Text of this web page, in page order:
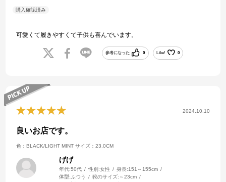
可愛くて履きやすくて子供も喜んでいます。
参考になった 0 Like! 0
2024.10.10
良いお店です。
色：BLACK/LIGHT MINT サイズ：23.0CM
げげ
年代:50代 性別:女性 身長:151～155cm
体型:ふつう 靴のサイズ: ～23cm